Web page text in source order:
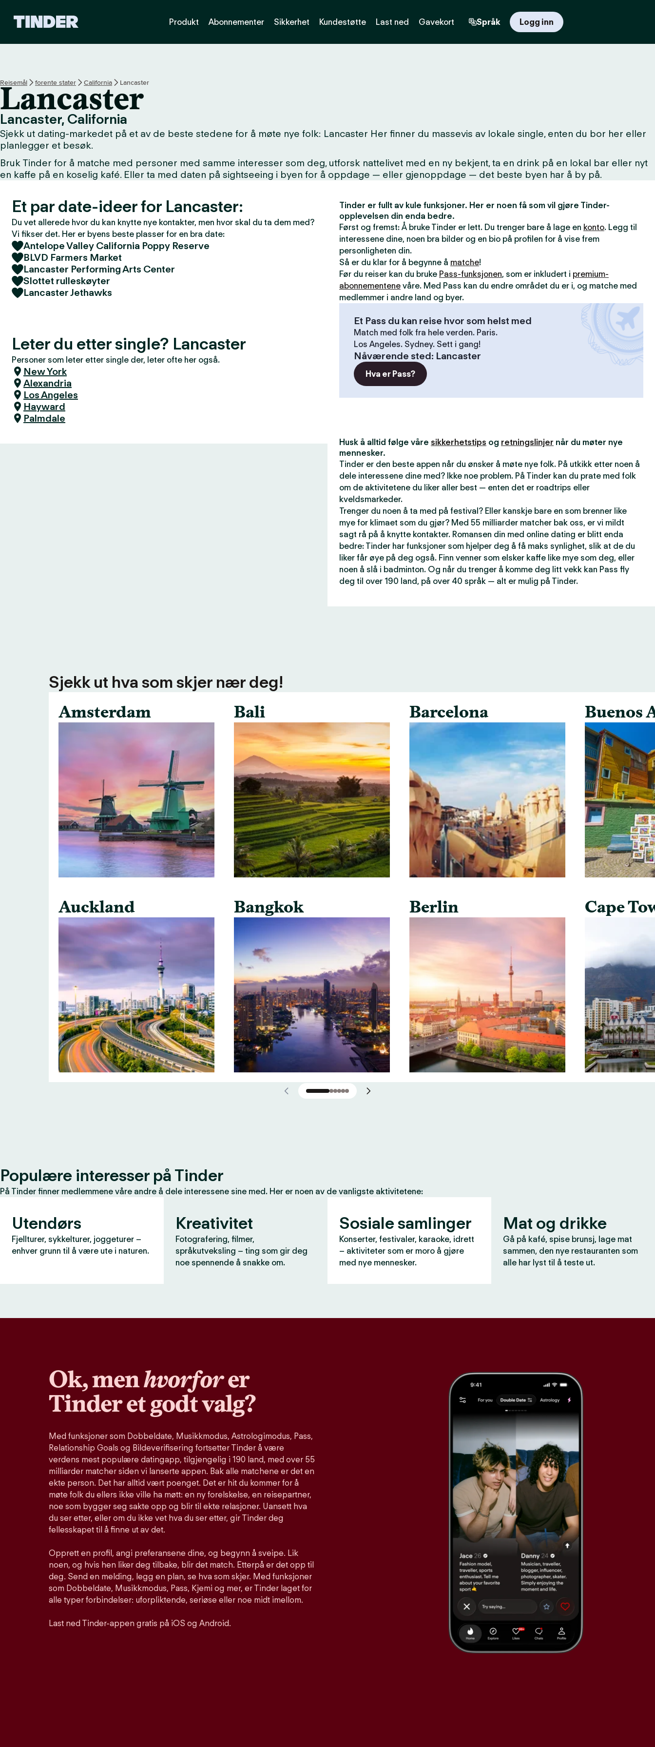
s
h
j
e
m
m
e
i
d
Produkt Abonnementer Sikkerhet Kundestøtte Last ned Gavekort Språk Logg inn
Reisemål forente stater California Lancaster
Lancaster
Lancaster, California
Sjekk ut dating-markedet på et av de beste stedene for å møte nye folk: Lancaster Her finner du massevis av lokale single, enten du bor her eller
planlegger et besøk.
Bruk Tinder for å matche med personer med samme interesser som deg, utforsk nattelivet med en ny bekjent, ta en drink på en lokal bar eller nyt
en kaffe på en koselig kafé. Eller ta med daten på sightseeing i byen for å oppdage — eller gjenoppdage — det beste byen har å by på.
Et par date-ideer for Lancaster:
Du vet allerede hvor du kan knytte nye kontakter, men hvor skal du ta dem med?
Vi fikser det. Her er byens beste plasser for en bra date:
Antelope Valley California Poppy Reserve
BLVD Farmers Market
Lancaster Performing Arts Center
Slottet rulleskøyter
Lancaster Jethawks
Leter du etter single? Lancaster
Personer som leter etter single der, leter ofte her også.
New York
Alexandria
Los Angeles
Hayward
Palmdale
Tinder er fullt av kule funksjoner. Her er noen få som vil gjøre Tinder-
opplevelsen din enda bedre.
Først og fremst: Å bruke Tinder er lett. Du trenger bare å lage en konto. Legg til
interessene dine, noen bra bilder og en bio på profilen for å vise frem
personligheten din.
Så er du klar for å begynne å matche!
Før du reiser kan du bruke Pass-funksjonen, som er inkludert i premium-
abonnementene våre. Med Pass kan du endre området du er i, og matche med
medlemmer i andre land og byer.
Et Pass du kan reise hvor som helst med
Match med folk fra hele verden. Paris.
Los Angeles. Sydney. Sett i gang!
Nåværende sted: Lancaster
Hva er Pass?
Husk å alltid følge våre sikkerhetstips og retningslinjer når du møter nye
mennesker.
Tinder er den beste appen når du ønsker å møte nye folk. På utkikk etter noen å
dele interessene dine med? Ikke noe problem. På Tinder kan du prate med folk
om de aktivitetene du liker aller best — enten det er roadtrips eller
kveldsmarkeder.
Trenger du noen å ta med på festival? Eller kanskje bare en som brenner like
mye for klimaet som du gjør? Med 55 milliarder matcher bak oss, er vi mildt
sagt rå på å knytte kontakter. Romansen din med online dating er blitt enda
bedre: Tinder har funksjoner som hjelper deg å få maks synlighet, slik at de du
liker får øye på deg også. Finn venner som elsker kaffe like mye som deg, eller
noen å slå i badminton. Og når du trenger å komme deg litt vekk kan Pass fly
deg til over 190 land, på over 40 språk — alt er mulig på Tinder.
Sjekk ut hva som skjer nær deg!
Amsterdam
Auckland
Bali
Bangkok
Barcelona
Berlin
Buenos
Cape
Populære interesser på Tinder
På Tinder finner medlemmene våre andre å dele interessene sine med. Her er noen av de vanligste aktivitetene:
Utendørs
Fjellturer, sykkelturer, joggeturer –
enhver grunn til å være ute i naturen.
Kreativitet
Fotografering, filmer,
språkutveksling – ting som gir deg
noe spennende å snakke om.
Sosiale samlinger
Konserter, festivaler, karaoke, idrett
– aktiviteter som er moro å gjøre
med nye mennesker.
Mat og drikke
Gå på kafé, spise brunsj, lage mat
sammen, den nye restauranten som
alle har lyst til å teste ut.
Ok, menhvorforer
Tinder et godt valg?
Med funksjoner som Dobbeldate, Musikkmodus, Astrologimodus, Pass,
Relationship Goals og Bildeverifisering fortsetter Tinder å være
verdens mest populære datingapp, tilgjengelig i 190 land, med over 55
milliarder matcher siden vi lanserte appen. Bak alle matchene er det en
ekte person. Det har alltid vært poenget. Det er hit du kommer for å
møte folk du ellers ikke ville ha møtt: en ny forelskelse, en reisepartner,
noe som bygger seg sakte opp og blir til ekte relasjoner. Uansett hva
du ser etter, eller om du ikke vet hva du ser etter, gir Tinder deg
fellesskapet til å finne ut av det.
Opprett en profil, angi preferansene dine, og begynn å sveipe. Lik
noen, og hvis hen liker deg tilbake, blir det match. Etterpå er det opp til
deg. Send en melding, legg en plan, se hva som skjer. Med funksjoner
som Dobbeldate, Musikkmodus, Pass, Kjemi og mer, er Tinder laget for
alle typer forbindelser: uforpliktende, seriøse eller noe midt imellom.
Last ned Tinder-appen gratis på iOS og Android.